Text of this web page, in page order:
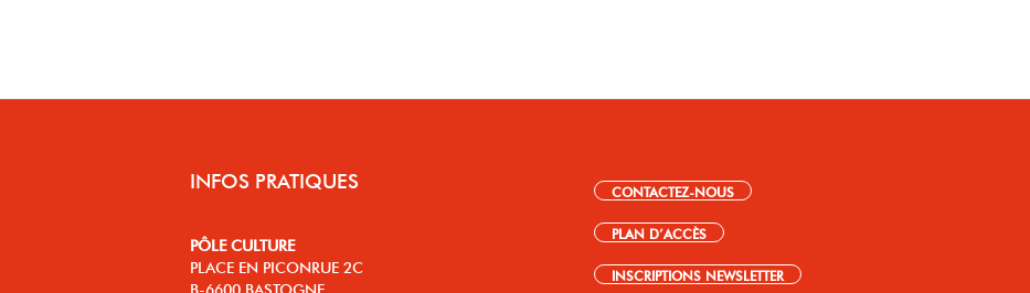
INFOS PRATIQUES
PÔLE CULTURE
PLACE EN PICONRUE 2C
B-6600 BASTOGNE
CONTACTEZ-NOUS
PLAN D’ACCÈS
INSCRIPTIONS NEWSLETTER